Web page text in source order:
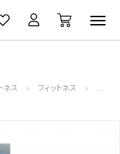
取
査定
クーポン
一覧
ネス フィットネス ゴルト